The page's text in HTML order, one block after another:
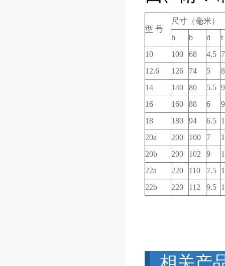
型 号
尺寸（毫米）
h
b d
t
10
100 68 4.5
12.6
126 74 5
14
140 80 5.5
16
160 88 6
18
180 94 6.5
20a
200 100 7
20b
200 102 9
22a
220 110 7.5
22b
220 112 9.5